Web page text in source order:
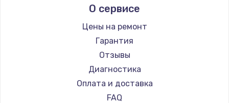
Ремонт ноутбуков Predator
Ремонт ноутбуков iru
Ремонт ноутбуков Machenike
Ремонт ноутбуков DEXP
Ремонт ноутбуков Teclast
Ремонт ноутбуков CHUWI
Ремонт ноутбуков Colorful
Aquarius
Gigabyte
Aorus
Maibenben
Getac
Epson
Philips
О сервисе
Цены на ремонт
Гарантия
Отзывы
Диагностика
Оплата и доставка
FAQ